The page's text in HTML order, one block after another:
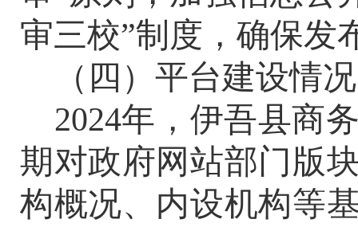
审三校”制度，确保发
（四）平台建设情况
2024年，伊吾县商
期对政府网站部门版
构概况、内设机构等